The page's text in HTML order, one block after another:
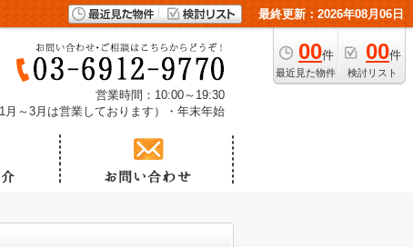
最終更新：2026年08月06日
00件
最近見た物件
00件
検討リスト
営業時間：10:00～19:30
月～3月は営業しております）・年末年始